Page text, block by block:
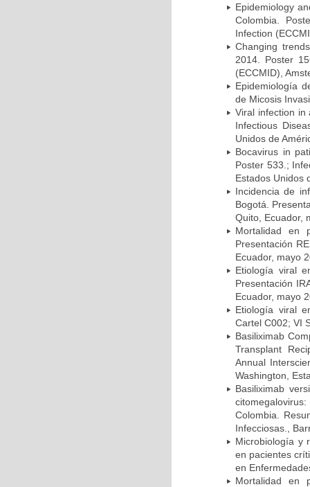
Epidemiology
Colombia.
Infection
Changing
2014. Poster
(ECCMID),
Epidemiología
de Micosis
Viral infection in
Infectious
Unidos de
Bocavirus in
Poster 533.;
Estados Unidos
Incidencia de
Bogotá.
Quito, Ecuador,
Mortalidad en
Presentación
Ecuador, mayo
Etiología viral
Presentación
Ecuador, mayo
Etiología viral
Cartel C002; VI
Basiliximab
Transplant
Annual
Washington,
Basiliximab
Colombia.
Infecciosas.,
Microbiología y
en pacientes
en
Mortalidad en